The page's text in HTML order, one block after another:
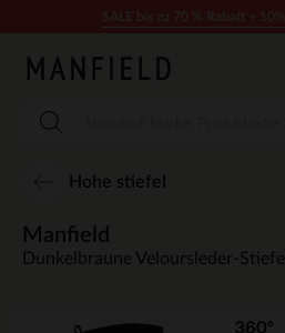
Hohe stiefel
Manfield
Dunkelbraune Veloursleder-Stiefel